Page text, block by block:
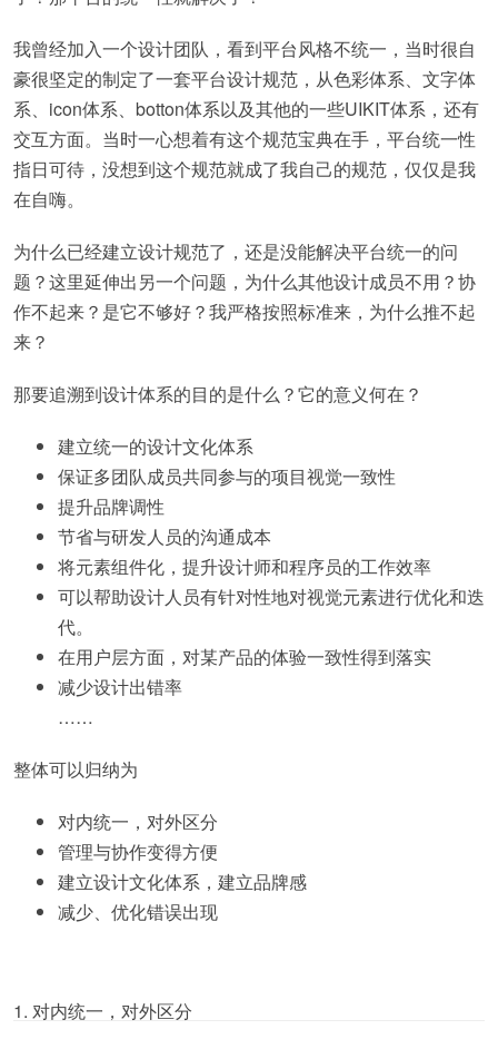
我曾经加入一个设计团队，看到平台风格不统一，当时很自
豪很坚定的制定了一套平台设计规范，从色彩体系、文字体
系、icon体系、botton体系以及其他的一些UIKIT体系，还有
交互方面。当时一心想着有这个规范宝典在手，平台统一性
指日可待，没想到这个规范就成了我自己的规范，仅仅是我
在自嗨。
为什么已经建立设计规范了，还是没能解决平台统一的问
题？这里延伸出另一个问题，为什么其他设计成员不用？协
作不起来？是它不够好？我严格按照标准来，为什么推不起
来？
那要追溯到设计体系的目的是什么？它的意义何在？
建立统一的设计文化体系
保证多团队成员共同参与的项目视觉一致性
提升品牌调性
节省与研发人员的沟通成本
将元素组件化，提升设计师和程序员的工作效率
可以帮助设计人员有针对性地对视觉元素进行优化和迭
代。
在用户层方面，对某产品的体验一致性得到落实
减少设计出错率
……
整体可以归纳为
对内统一，对外区分
管理与协作变得方便
建立设计文化体系，建立品牌感
减少、优化错误出现
1. 对内统一，对外区分